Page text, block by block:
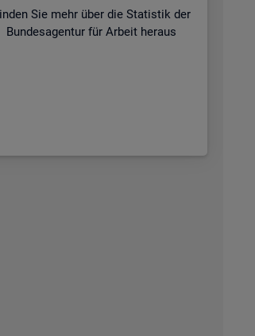
Sie mehr über die Statistik der
Bundesagentur für Arbeit heraus